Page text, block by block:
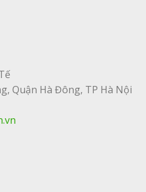
Quận Hà Đông, TP Hà Nội